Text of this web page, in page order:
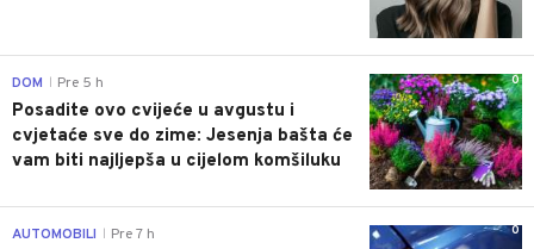
0
DOM Pre 5 h
Posadite ovo cvijeće u avgustu i
cvjetaće sve do zime: Jesenja bašta će
vam biti najljepša u cijelom komšiluku
0
AUTOMOBILI Pre 7 h